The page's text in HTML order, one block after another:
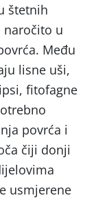
štetnih
naročito u
Među
lisne uši,
fitofagne
povrća i
čiji donji
usmjerene